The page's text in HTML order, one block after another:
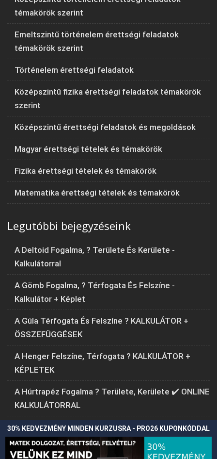
30% KEDVEZMÉNY MINDEN KURZUSRA - PRO26 KUPONKÓDDAL
témakörök szerint
Emeltszintű történelem érettségi feladatok
témakörök szerint
Történelem érettségi feladatok
Középszintű fizika érettségi feladatok témakörök
szerint
Középszintű érettségi feladatok és megoldások
Magyar érettségi tételek és témakörök
Fizika érettségi tételek és témakörök
Matematika érettségi tételek és témakörök
Legutóbbi bejegyzéseink
A Deltoid Fogalma, ? Területe És Kerülete -
Kalkulátorral
A Gömb Fogalma, ? Térfogata És Felszíne -
Kalkulátor + Képlet
A Gúla Térfogata És Felszíne ? KALKULÁTOR +
ÖSSZEFÜGGÉSEK
A Henger Felszíne, Térfogata ? KALKULÁTOR +
KÉPLETEK
A Húrtrapéz Fogalma ? Területe, Kerülete ✔️ ONLINE
KALKULÁTORRAL